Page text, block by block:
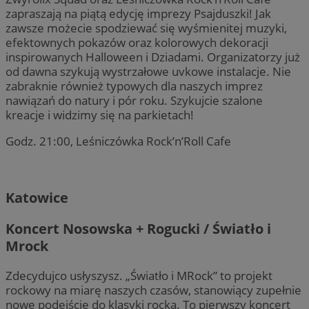
zapraszają na piątą edycję imprezy Psajduszki! Jak
zawsze możecie spodziewać się wyśmienitej muzyki,
efektownych pokazów oraz kolorowych dekoracji
inspirowanych Halloween i Dziadami. Organizatorzy już
od dawna szykują wystrzałowe uvkowe instalacje. Nie
zabraknie również typowych dla naszych imprez
nawiązań do natury i pór roku. Szykujcie szalone
kreacje i widzimy się na parkietach!
Godz. 21:00, Leśniczówka Rock’n’Roll Cafe
Katowice
Koncert Nosowska + Rogucki / Światło i
Mrock
Zdecydujco usłyszysz. „Światło i MRock” to projekt
rockowy na miarę naszych czasów, stanowiący zupełnie
nowe podejście do klasyki rocka. To pierwszy koncert